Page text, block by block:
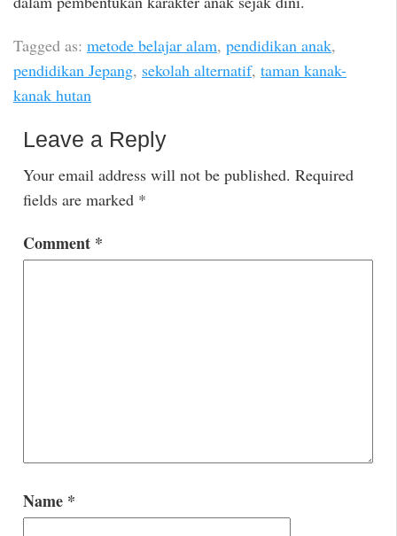
Tagged as: metode belajar alam, pendidikan anak,
pendidikan Jepang, sekolah alternatif, taman kanak-
kanak hutan
Leave a Reply
Your email address will not be published. Required
fields are marked *
Comment *
Name *